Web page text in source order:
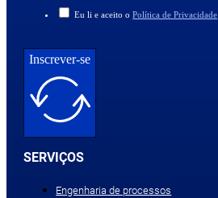
Eu li e aceito oPolítica de Privacidade
Inscrever-se
SERVIÇOS
Engenharia de processos